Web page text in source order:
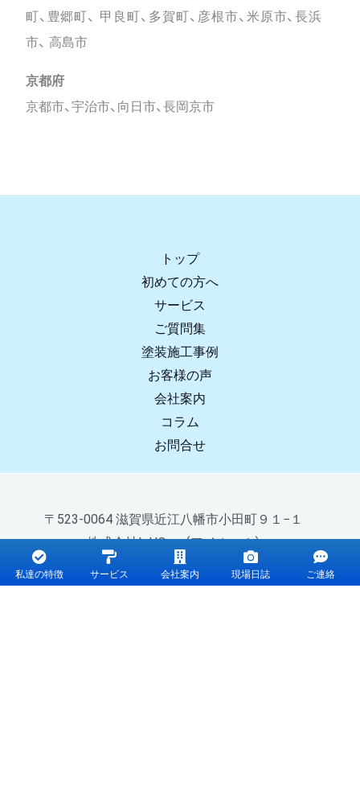
町、豊郷町、 甲良町、多賀町、彦根市、米原市、長浜
市、 高島市
京都府
京都市、宇治市、向日市、長岡京市
トップ
初めての方へ
サービス
ご質問集
塗装施工事例
お客様の声
会社案内
コラム
お問合せ
〒523-0064 滋賀県近江八幡市小田町９１−１
株式会社I・HOme（アイホーム）
TEL :0120-40-5557
私達の特徴 サービス 会社案内 現場日誌 ご連絡